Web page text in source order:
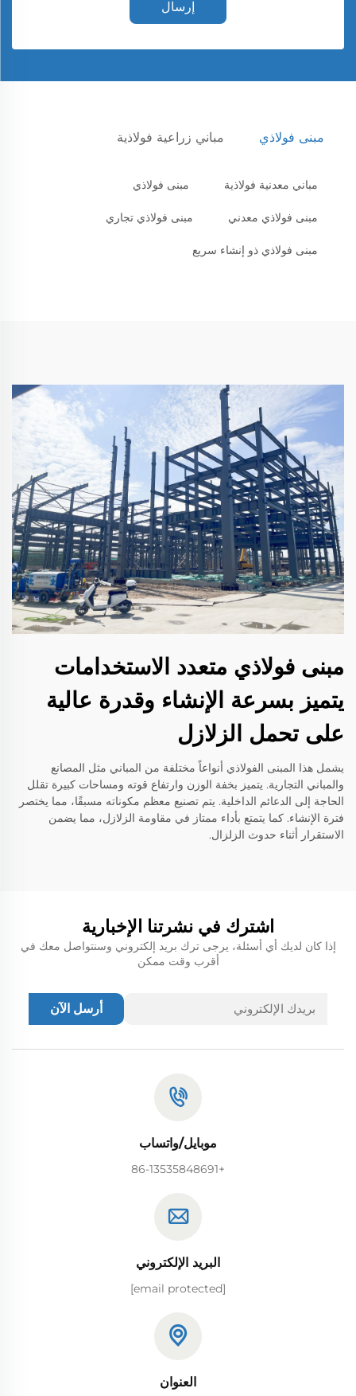
إرسال
مبنى فولاذي مباني زراعية فولاذية
مباني معدنية فولاذية مبنى فولاذي
مبنى فولاذي معدني مبنى فولاذي تجاري
مبنى فولاذي ذو إنشاء سريع
مبنى فولاذي متعدد الاستخدامات
يتميز بسرعة الإنشاء وقدرة عالية
على تحمل الزلازل
يشمل هذا المبنى الفولاذي أنواعاً مختلفة من المباني مثل المصانع
والمباني التجارية. يتميز بخفة الوزن وارتفاع قوته ومساحات كبيرة تقلل
الحاجة إلى الدعائم الداخلية. يتم تصنيع معظم مكوناته مسبقًا، مما يختصر
فترة الإنشاء. كما يتمتع بأداء ممتاز في مقاومة الزلازل، مما يضمن
الاستقرار أثناء حدوث الزلزال.
اشترك في نشرتنا الإخبارية
إذا كان لديك أي أسئلة، يرجى ترك بريد إلكتروني وسنتواصل معك في
أقرب وقت ممكن
أرسل الآن
موبايل/واتساب
+86-13535848691
البريد الإلكتروني
[email protected]
العنوان